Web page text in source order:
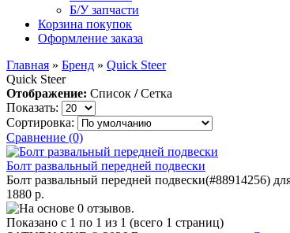
Б/У запчасти
Корзина покупок
Оформление заказа
Главная » Бренд » Quick Steer
Quick Steer
Отображение: Список / Сетка
Показать:
Сортировка:
Сравнение (0)
Болт развальный передней подвески
Болт развальный передней подвески(#88914256)
1880 р.
Показано с 1 по 1 из 1 (всего 1 страниц)